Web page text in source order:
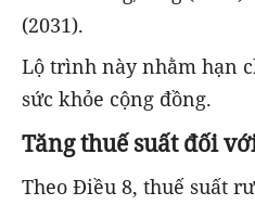
(2031).
Lộ trình này nhằm hạn
sức khỏe cộng đồng.
Tăng thuế suất đối
Theo Điều 8, thuế suất